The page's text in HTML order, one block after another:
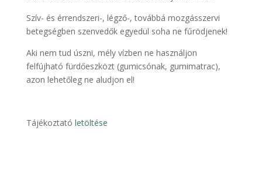
Szív- és érrendszeri-, légző-, továbbá mozgásszervi
betegségben szenvedők egyedül soha ne fűrödjenek!
Aki nem tud úszni, mély vízben ne használjon
felfújható fürdőeszközt (gumicsónak, gumimatrac),
azon lehetőleg ne aludjon el!
Tájékoztató letöltése